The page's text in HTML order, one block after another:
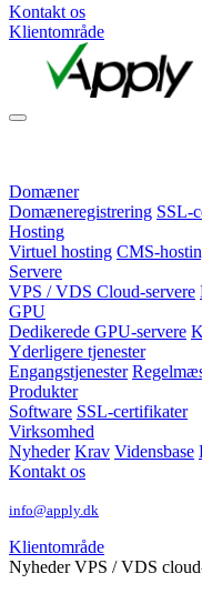
Kontakt os
Klientområde
Domæner
Domæneregistrering SSL-
Hosting
Virtuel hosting CMS-
Servere
VPS / VDS Cloud-servere
GPU
Dedikerede GPU-servere
Yderligere tjenester
Engangstjenester
Produkter
Software SSL-certifikater
Virksomhed
Nyheder Krav Vidensbase
Kontakt os
info@apply.dk
Klientområde
Nyheder VPS / VDS